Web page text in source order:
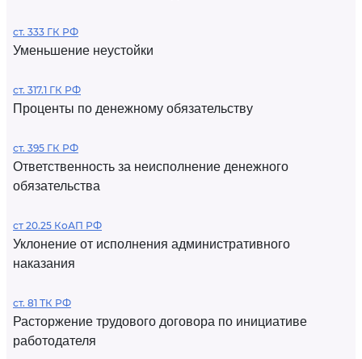
ст. 333 ГК РФ
Уменьшение неустойки
ст. 317.1 ГК РФ
Проценты по денежному обязательству
ст. 395 ГК РФ
Ответственность за неисполнение денежного
обязательства
ст 20.25 КоАП РФ
Уклонение от исполнения административного
наказания
ст. 81 ТК РФ
Расторжение трудового договора по инициативе
работодателя